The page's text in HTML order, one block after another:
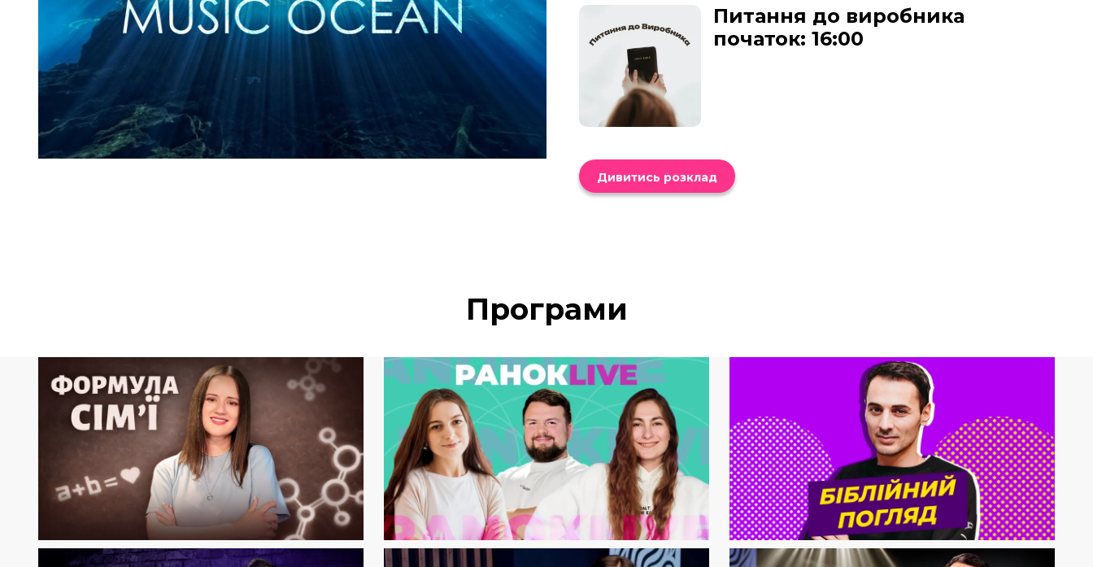
Питання до виробника
початок: 16:00
Дивитись розклад
Програми